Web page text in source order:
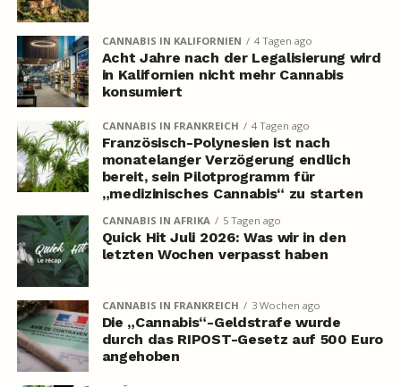
CANNABIS IN KALIFORNIEN 4 Tagen ago
Acht Jahre nach der Legalisierung wird
in Kalifornien nicht mehr Cannabis
konsumiert
CANNABIS IN FRANKREICH 4 Tagen ago
Französisch-Polynesien ist nach
monatelanger Verzögerung endlich
bereit, sein Pilotprogramm für
„medizinisches Cannabis“ zu starten
CANNABIS IN AFRIKA 5 Tagen ago
Quick Hit Juli 2026: Was wir in den
letzten Wochen verpasst haben
CANNABIS IN FRANKREICH 3 Wochen ago
Die „Cannabis“-Geldstrafe wurde
durch das RIPOST-Gesetz auf 500 Euro
angehoben